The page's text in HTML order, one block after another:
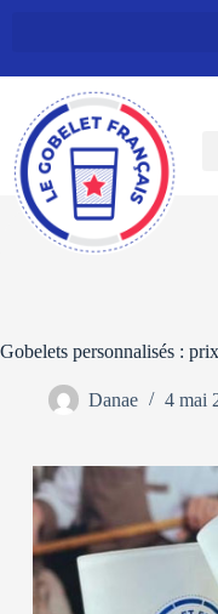
Gobelets personnalisés :
Danae 4 mai